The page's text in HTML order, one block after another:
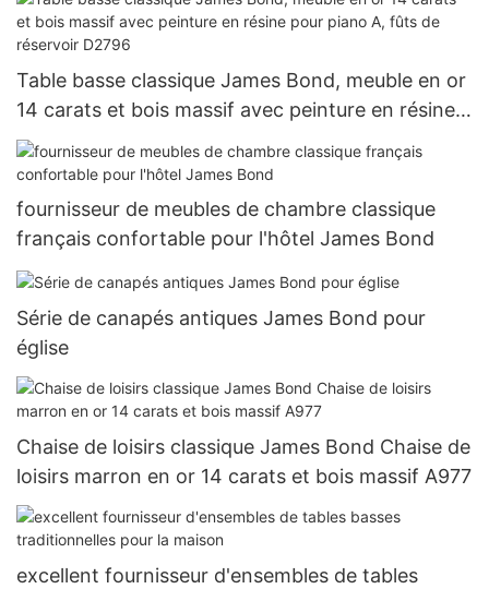
Table basse classique James Bond, meuble en or
14 carats et bois massif avec peinture en résine
pour piano A, fûts de réservoir D2796
fournisseur de meubles de chambre classique
français confortable pour l'hôtel James Bond
Série de canapés antiques James Bond pour
église
Chaise de loisirs classique James Bond Chaise de
loisirs marron en or 14 carats et bois massif A977
excellent fournisseur d'ensembles de tables